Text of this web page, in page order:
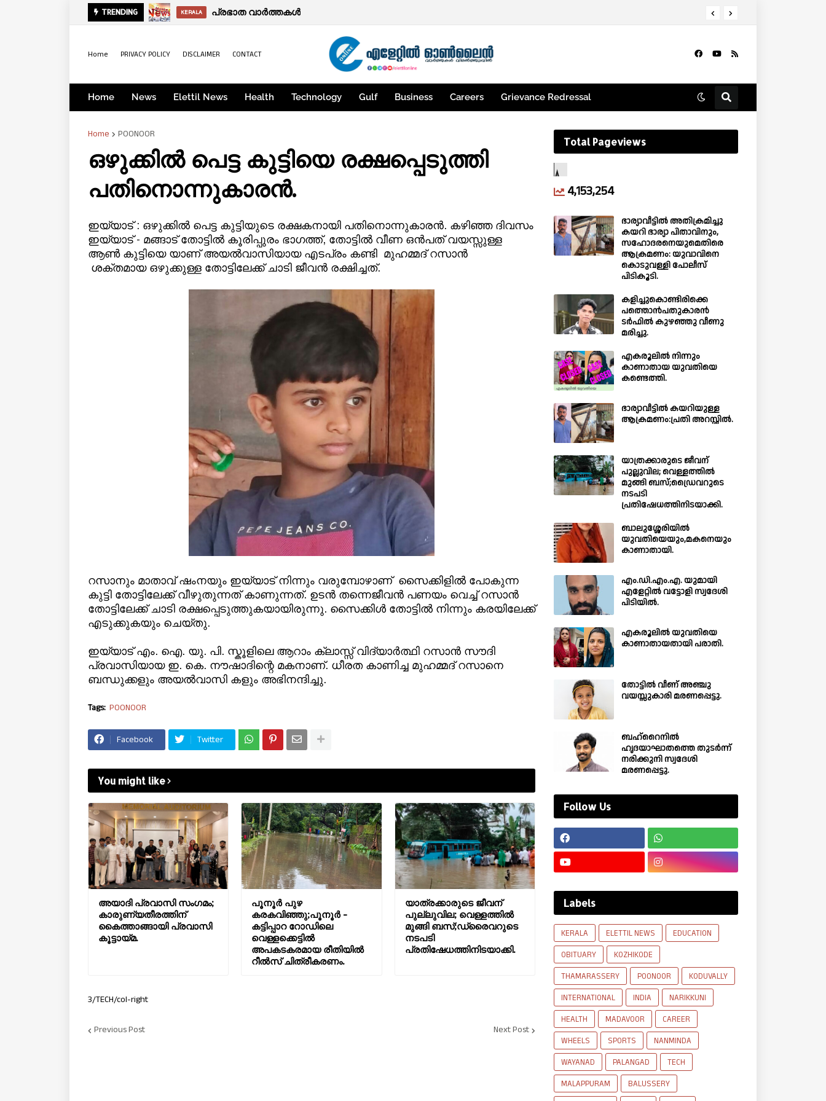
TRENDING KERALA പ്രഭാത വാർത്തകൾ
KODUVALLY
Home PRIVACY POLICY DISCLAIMER CONTACT
Home News Elettil News Health Technology Gulf Business Careers Grievance Redressal
Home POONOOR
ഒഴുക്കിൽ പെട്ട കുട്ടിയെ രക്ഷപ്പെടുത്തി
പതിനൊന്നുകാരൻ.
ഇയ്യാട് : ഒഴുക്കിൽ പെട്ട കുട്ടിയുടെ രക്ഷകനായി പതിനൊന്നുകാരൻ. കഴിഞ്ഞ ദിവസം
ഇയ്യാട് - മങ്ങാട് തോട്ടിൽ കൂരിപ്പുരം ഭാഗത്ത്, തോട്ടിൽ വീണ ഒൻപത് വയസ്സുള്ള
ആൺ കുട്ടിയെ യാണ് അയൽവാസിയായ എടപ്രം കണ്ടി മുഹമ്മദ്‌ റസാൻ
ശക്തമായ ഒഴുക്കുള്ള തോട്ടിലേക്ക് ചാടി ജീവൻ രക്ഷിച്ചത്.
റസാനും മാതാവ് ഷംനയും ഇയ്യാട് നിന്നും വരുമ്പോഴാണ് സൈക്കിളിൽ പോകുന്ന
കുട്ടി തോട്ടിലേക്ക് വീഴുതുന്നത് കാണുന്നത്. ഉടൻ തന്നെജീവൻ പണയം വെച്ച് റസാൻ
തോട്ടിലേക്ക് ചാടി രക്ഷപ്പെടുത്തുകയായിരുന്നു. സൈക്കിൾ തോട്ടിൽ നിന്നും കരയിലേക്ക്
എടുക്കുകയും ചെയ്തു.
ഇയ്യാട് എം. ഐ. യു. പി. സ്കൂളിലെ ആറാം ക്ലാസ്സ്‌ വിദ്യാർത്ഥി റസാൻ സൗദി
പ്രവാസിയായ ഇ. കെ. നൗഷാദിന്റെ മകനാണ്. ധീരത കാണിച്ച മുഹമ്മദ്‌ റസാനെ
ബന്ധുക്കളും അയൽവാസി കളും അഭിനന്ദിച്ചു.
Tags: POONOOR
Facebook Twitter
You might like
അയാദി പ്രവാസി സംഗമം;
കാരുണ്യതീരത്തിന്
കൈത്താങ്ങായി പ്രവാസി
കൂട്ടായ്മ.
പൂനൂർ പുഴ
കരകവിഞ്ഞു;പൂനൂർ -
കട്ടിപ്പാറ റോഡിലെ
വെള്ളക്കെട്ടിൽ
അപകടകരമായ രീതിയിൽ
റീൽസ് ചിത്രീകരണം.
യാത്രക്കാരുടെ ജീവന്
പുല്ലുവില; വെള്ളത്തിൽ
മുങ്ങി ബസ്;ഡ്രൈവറുടെ
നടപടി
പ്രതിഷേധത്തിനിടയാക്കി.
3/TECH/col-right
Previous Post Next Post
Total Pageviews
4,153,254
ഭാര്യാവീട്ടിൽ അതിക്രമിച്ചു
കയറി ഭാര്യാ പിതാവിനും,
സഹോദരനെയുമെതിരെ
ആക്രമണം: യുവാവിനെ
കൊടുവള്ളി പോലീസ്
പിടികൂടി.
കളിച്ചുകൊണ്ടിരിക്കെ
പത്തൊൻപതുകാരൻ
ടർഫിൽ കുഴഞ്ഞു വീണു
മരിച്ചു.
എകരൂലിൽ നിന്നും
കാണാതായ യുവതിയെ
കണ്ടെത്തി.
ഭാര്യാവീട്ടിൽ കയറിയുള്ള
ആക്രമണം:പ്രതി അറസ്റ്റിൽ.
യാത്രക്കാരുടെ ജീവന്
പുല്ലുവില; വെള്ളത്തിൽ
മുങ്ങി ബസ്;ഡ്രൈവറുടെ
നടപടി
പ്രതിഷേധത്തിനിടയാക്കി.
ബാലുശ്ശേരിയില്‍
യുവതിയെയും,മകനെയും
കാണാതായി.
എം.ഡി.എം.എ. യുമായി
എളേറ്റിൽ വട്ടോളി സ്വദേശി
പിടിയിൽ.
എകരൂലിൽ യുവതിയെ
കാണാതായതായി പരാതി.
തോട്ടിൽ വീണ് അഞ്ചു
വയസ്സുകാരി മരണപ്പെട്ടു.
ബഹ്‌റൈനിൽ
ഹൃദയാഘാതത്തെ തുടർന്ന്
നരിക്കുനി സ്വദേശി
മരണപ്പെട്ടു.
Follow Us
Labels
KERALA ELETTIL NEWS
EDUCATION
OBITUARY
KOZHIKODE
THAMARASSERY
POONOOR
KODUVALLY
INTERNATIONAL
INDIA
NARIKKUNI
HEALTH
MADAVOOR
CAREER
WHEELS
SPORTS
NANMINDA
WAYANAD
PALANGAD
TECH
MALAPPURAM
BALUSSERY